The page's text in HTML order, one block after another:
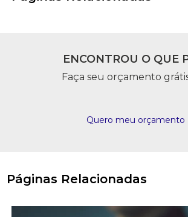
ENCONTROU O QUE
Faça seu orçamento
Quero meu orçamento
Páginas Relacionadas